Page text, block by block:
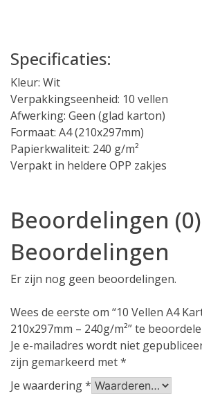
Specificaties:
Kleur: Wit
Verpakkingseenheid: 10 vellen
Afwerking: Geen (glad karton)
Formaat: A4 (210x297mm)
Papierkwaliteit: 240 g/m²
Verpakt in heldere OPP zakjes
Beoordelingen (0)
Beoordelingen
Er zijn nog geen beoordelingen.
Wees de eerste om “10 Vellen A4
210x297mm – 240g/m²” te
Je e-mailadres wordt niet
zijn gemarkeerd met*
Je waardering*